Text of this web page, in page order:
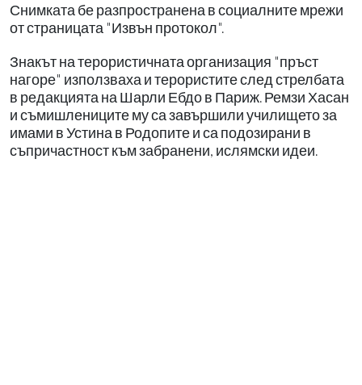
Снимката бе разпространена в социалните мрежи
от страницата "Извън протокол".
Знакът на терористичната организация "пръст
нагоре" използваха и терористите след стрелбата
в редакцията на Шарли Ебдо в Париж. Ремзи Хасан
и съмишлениците му са завършили училището за
имами в Устина в Родопите и са подозирани в
съпричастност към забранени, ислямски идеи.